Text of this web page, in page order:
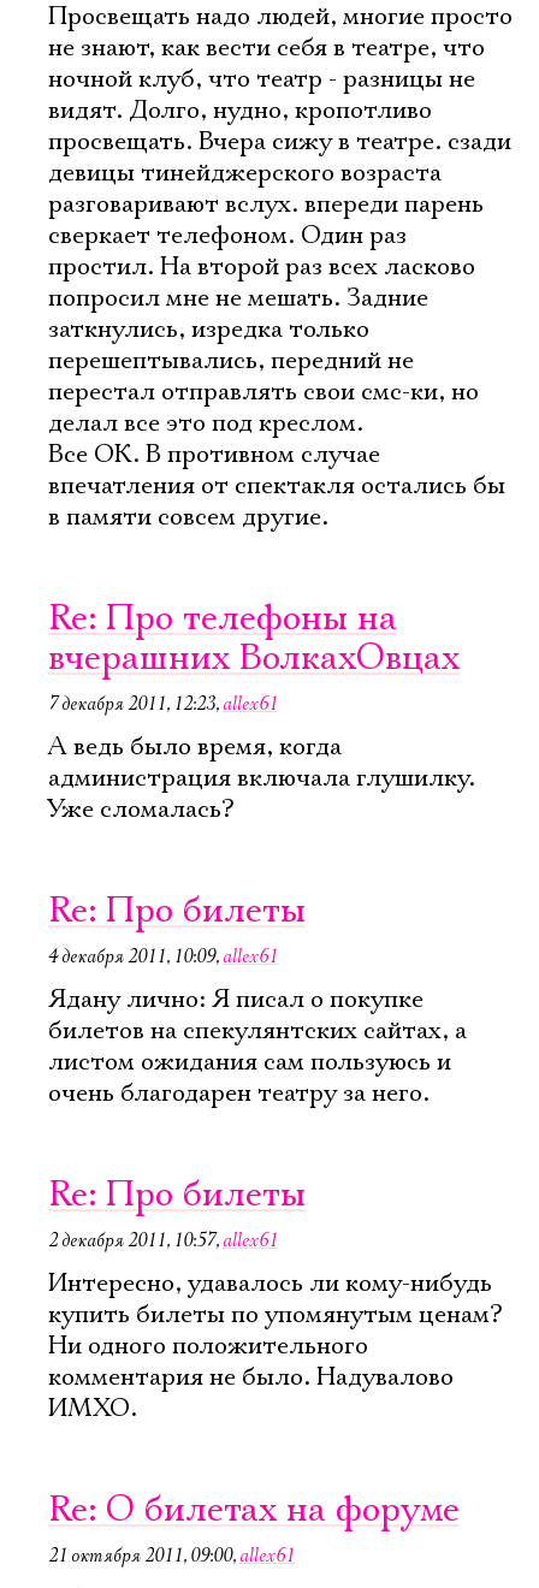
Просвещать надо людей, многие просто
не знают, как вести себя в театре, что
ночной клуб, что театр - разницы не
видят. Долго, нудно, кропотливо
просвещать. Вчера сижу в театре. сзади
девицы тинейджерского возраста
разговаривают вслух. впереди парень
сверкает телефоном. Один раз
простил. На второй раз всех ласково
попросил мне не мешать. Задние
заткнулись, изредка только
перешептывались, передний не
перестал отправлять свои смс-ки, но
делал все это под креслом.
Все ОК. В противном случае
впечатления от спектакля остались бы
в памяти совсем другие.
Re: Про телефоны на
вчерашних ВолкахОвцах
7 декабря 2011, 12:23, allex61
А ведь было время, когда
администрация включала глушилку.
Уже сломалась?
Re: Про билеты
4 декабря 2011, 10:09, allex61
Ядану лично: Я писал о покупке
билетов на спекулянтских сайтах, а
листом ожидания сам пользуюсь и
очень благодарен театру за него.
Re: Про билеты
2 декабря 2011, 10:57, allex61
Интересно, удавалось ли кому-нибудь
купить билеты по упомянутым ценам?
Ни одного положительного
комментария не было. Надувалово
ИМХО.
Re: О билетах на форуме
21 октября 2011, 09:00, allex61
Электропочта